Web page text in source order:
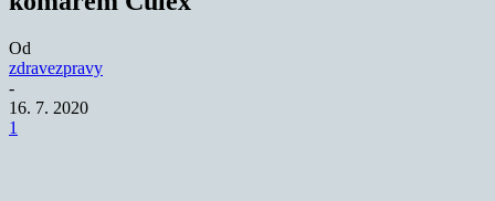
Od
zdravezpravy
-
16. 7. 2020
1